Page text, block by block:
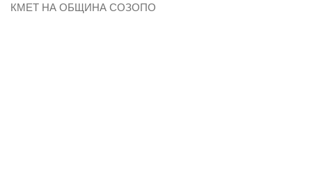
КМЕТ НА ОБЩИНА СОЗОПО